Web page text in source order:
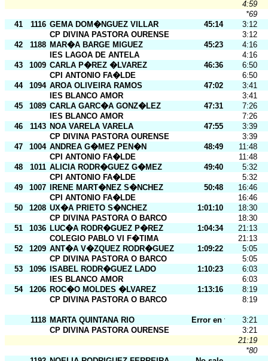
4:59
*69
41
1116 GEMA DOM�NGUEZ VILLAR 45:14
3:12
CP DIVINA PASTORA OURENSE
3:12
42
1188 MAR�A BARGE MIGUEZ 45:23
4:16
IES LAGOA DE ANTELA
4:16
43
1009 CARLA P�REZ �LVAREZ 46:36
6:50
CPI ANTONIO FA�LDE
6:50
44
1094 AROA OLIVEIRA RAMOS 47:02
3:41
IES BLANCO AMOR
3:41
45
1089 CARLA GARC�A GONZ�LEZ 47:31
7:26
IES BLANCO AMOR
7:26
46
1143 NOA VARELA VARELA 47:55
3:39
CP DIVINA PASTORA OURENSE
3:39
47
1004 ANDREA G�MEZ PEN�N 48:49
11:48
CPI ANTONIO FA�LDE
11:48
48
1011 ALICIA RODR�GUEZ G�MEZ 49:40
5:32
CPI ANTONIO FA�LDE
5:32
49
1007 IRENE MART�NEZ S�NCHEZ 50:48
16:46
CPI ANTONIO FA�LDE
16:46
50
1208 UX�A PRIETO S�NCHEZ 1:01:10
18:30
CP DIVINA PASTORA O BARCO
18:30
51
1036 LUC�A RODR�GUEZ P�REZ 1:04:34
21:13
COLEGIO PABLO VI F�TIMA
21:13
52
1209 ANT�A V�ZQUEZ RODR�GUEZ 1:09:22
5:05
CP DIVINA PASTORA O BARCO
5:05
53
1096 ISABEL RODR�GUEZ LADO 1:10:23
6:03
IES BLANCO AMOR
6:03
54
1206 ROC�O MOLDES �LVAREZ 1:13:16
8:19
CP DIVINA PASTORA O BARCO
8:19
1118 MARTA QUINTANA RIO Error en tarj.
3:21
CP DIVINA PASTORA OURENSE
3:21
21:19
*80